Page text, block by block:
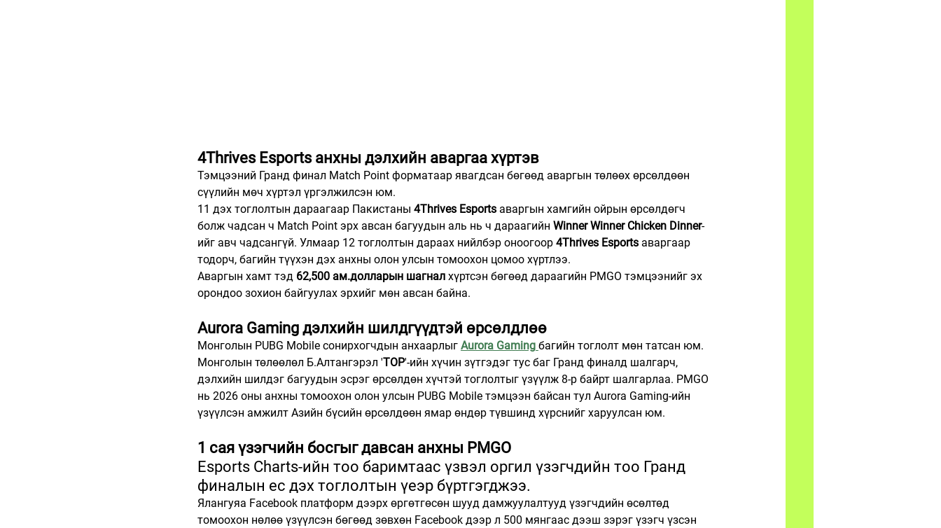
4Thrives Esports анхны дэлхийн аваргаа хүртэв
Тэмцээний Гранд финал Match Point форматаар явагдсан бөгөөд аваргын төлөөх өрсөлдөөн
сүүлийн мөч хүртэл үргэлжилсэн юм.
11 дэх тоглолтын дараагаар Пакистаны 4Thrives Esports аваргын хамгийн ойрын өрсөлдөгч
болж чадсан ч Match Point эрх авсан багуудын аль нь ч дараагийн Winner Winner Chicken Dinner-
ийг авч чадсангүй. Улмаар 12 тоглолтын дараах нийлбэр оноогоор 4Thrives Esports аваргаар
тодорч, багийн түүхэн дэх анхны олон улсын томоохон цомоо хүртлээ.
Аваргын хамт тэд 62,500 ам.долларын шагнал хүртсэн бөгөөд дараагийн PMGO тэмцээнийг эх
орондоо зохион байгуулах эрхийг мөн авсан байна.
Aurora Gaming дэлхийн шилдгүүдтэй өрсөлдлөө
Монголын PUBG Mobile сонирхогчдын анхаарлыг Aurora Gaming багийн тоглолт мөн татсан юм.
Монголын төлөөлөл Б.Алтангэрэл 'TOP'-ийн хүчин зүтгэдэг тус баг Гранд финалд шалгарч,
дэлхийн шилдэг багуудын эсрэг өрсөлдөн хүчтэй тоглолтыг үзүүлж 8-р байрт шалгарлаа. PMGO
нь 2026 оны анхны томоохон олон улсын PUBG Mobile тэмцээн байсан тул Aurora Gaming-ийн
үзүүлсэн амжилт Азийн бүсийн өрсөлдөөн ямар өндөр түвшинд хүрснийг харуулсан юм.
1 сая үзэгчийн босгыг давсан анхны PMGO
Esports Charts-ийн тоо баримтаас үзвэл оргил үзэгчдийн тоо Гранд
финалын ес дэх тоглолтын үеэр бүртгэгджээ.
Ялангуяа Facebook платформ дээрх өргөтгөсөн шууд дамжуулалтууд үзэгчдийн өсөлтөд
томоохон нөлөө үзүүлсэн бөгөөд зөвхөн Facebook дээр л 500 мянгаас дээш зэрэг үзэгч үзсэн